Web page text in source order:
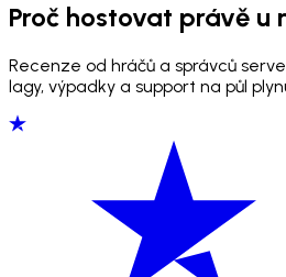
Proč hostovat právě u
Recenze od hráčů a správců
lagy, výpadky a support na půl